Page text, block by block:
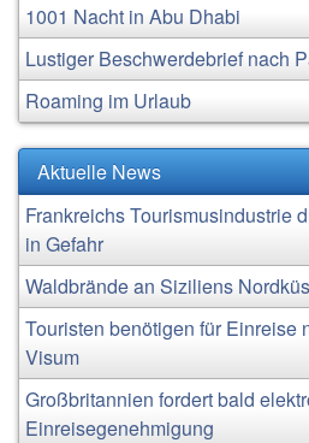
1001 Nacht in Abu Dhabi
Lustiger Beschwerdebrief nach
Roaming im Urlaub
Aktuelle News
Frankreichs Tourismusindustrie
in Gefahr
Waldbrände an Siziliens
Touristen benötigen für Einreise
Visum
Großbritannien fordert bald
Einreisegenehmigung